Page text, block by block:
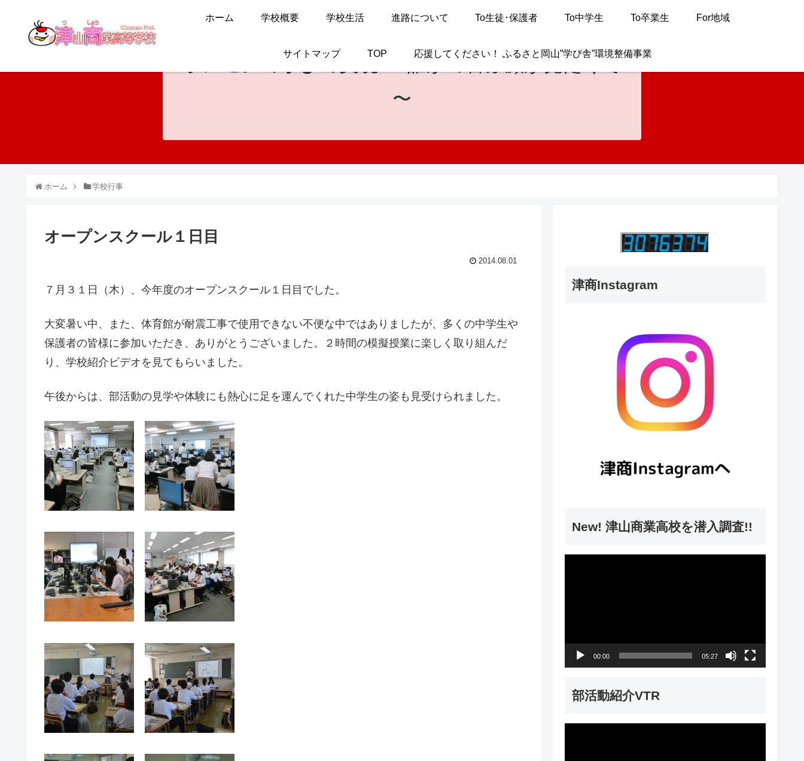
ホーム 学校概要 学校生活 進路について To生徒･保護者 To中学生 To卒業生 For地域
サイトマップ TOP 応援してください！ ふるさと岡山”学び舎”環境整備事業
ホンモノの学びの実現
〜 誰かの喜ぶ顔が見たくて
〜
ホーム 学校行事
オープンスクール１日目
2014.08.01
７月３１日（木）、今年度のオープンスクール１日目でした。
大変暑い中、また、体育館が耐震工事で使用できない不便な中ではありましたが、多くの中学生や
保護者の皆様に参加いただき、ありがとうございました。２時間の模擬授業に楽しく取り組んだ
り、学校紹介ビデオを見てもらいました。
午後からは、部活動の見学や体験にも熱心に足を運んでくれた中学生の姿も見受けられました。
津商Instagram
New! 津山商業高校を潜入調査!!
00:00 05:27
部活動紹介VTR